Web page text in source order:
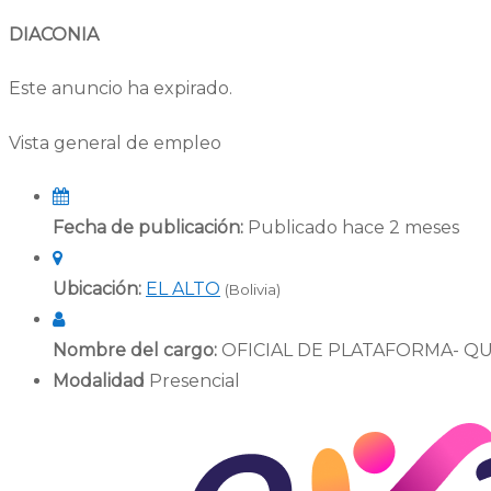
DIACONIA
Este anuncio ha expirado.
Vista general de empleo
Fecha de publicación: Publicado hace 2 meses
Ubicación: EL ALTO (Bolivia)
Nombre del cargo: OFICIAL DE PLATAFORMA-
Modalidad Presencial